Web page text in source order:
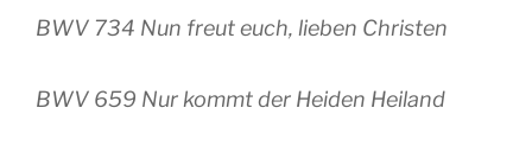
BWV 734 Nun freut euch, lieben Christen
BWV 659 Nur kommt der Heiden Heiland